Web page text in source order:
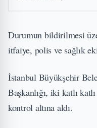
Durumun bildirilmesi
itfaiye, polis ve sağlık
İstanbul Büyükşehir
Başkanlığı, iki katlı
kontrol altına aldı.